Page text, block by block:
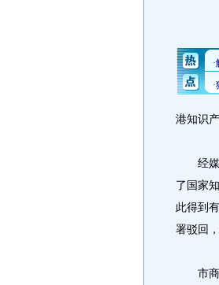
港知识
经媒体
了国家
此得到
署驳回
市商标